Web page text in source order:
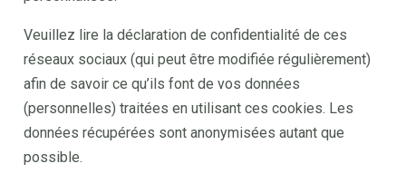
Veuillez lire la déclaration de confidentialité de ces
réseaux sociaux (qui peut être modifiée régulièrement)
afin de savoir ce qu’ils font de vos données
(personnelles) traitées en utilisant ces cookies. Les
données récupérées sont anonymisées autant que
possible.